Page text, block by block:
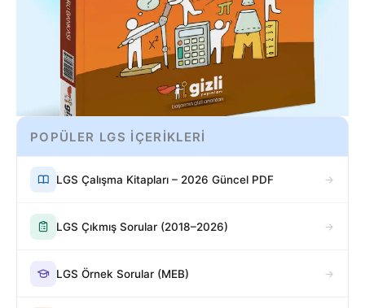
POPÜLER LGS İÇERİKLERİ
LGS Çalışma Kitapları – 2026 Güncel PDF
LGS Çıkmış Sorular (2018–2026)
LGS Örnek Sorular (MEB)